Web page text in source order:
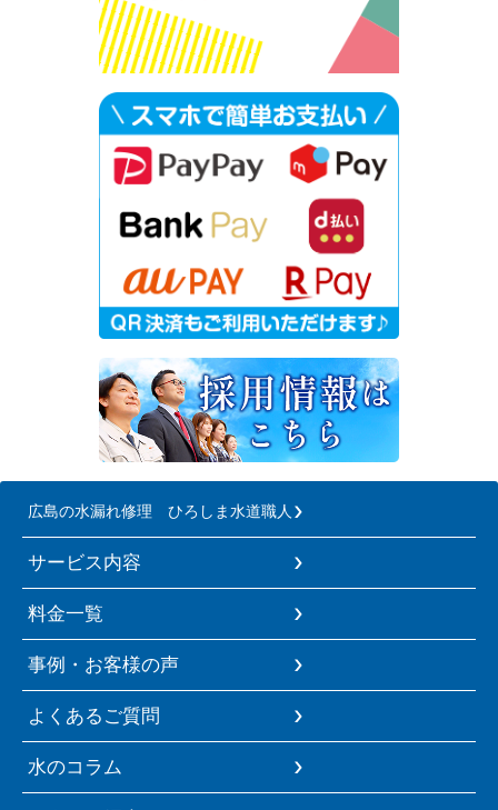
広島の水漏れ修理 ひろしま水道職人
サービス内容
料金一覧
事例・お客様の声
よくあるご質問
水のコラム